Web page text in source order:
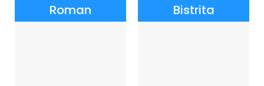
Roman Bistrita